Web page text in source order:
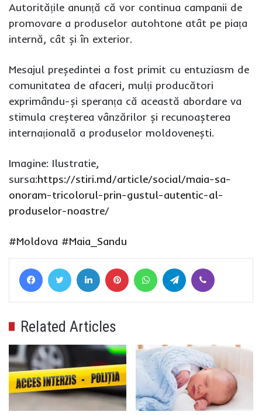
Autoritățile anunță că vor continua campanii de
promovare a produselor autohtone atât pe piața
internă, cât și în exterior.
Mesajul președintei a fost primit cu entuziasm de
comunitatea de afaceri, mulți producători
exprimându-și speranța că această abordare va
stimula creșterea vânzărilor și recunoașterea
internațională a produselor moldovenești.
Imagine: Ilustratie,
sursa:https://stiri.md/article/social/maia-sa-
onoram-tricolorul-prin-gustul-autentic-al-
produselor-noastre/
#Moldova #Maia_Sandu
FacebookTwitter LinkedIn Pinterest WhatsAppTelegram
Related Articles